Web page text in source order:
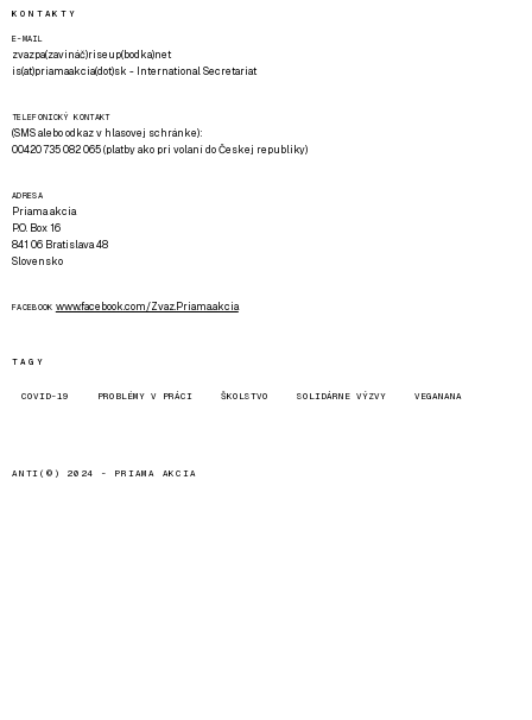
KONTAKTY
E-MAIL
zvazpa(zavináč)riseup(bodka)net
is(at)priamaakcia(dot)sk - International Secretariat
TELEFONICKÝ KONTAKT
(SMS alebo odkaz v hlasovej schránke):
00420 735 082 065 (platby ako pri volaní do Českej republiky)
ADRESA
Priama akcia
P.O. Box 16
841 06 Bratislava 48
Slovensko
FACEBOOK www.facebook.com/Zvaz.Priama.akcia
TAGY
COVID-19 PROBLÉMY V PRÁCI ŠKOLSTVO SOLIDÁRNE VÝZVY VEGANANA
ANTI(©) 2024 - PRIAMA AKCIA